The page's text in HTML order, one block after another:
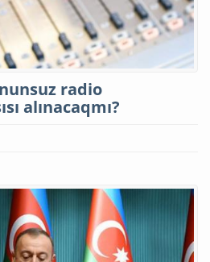
radio
alınacaqmı?